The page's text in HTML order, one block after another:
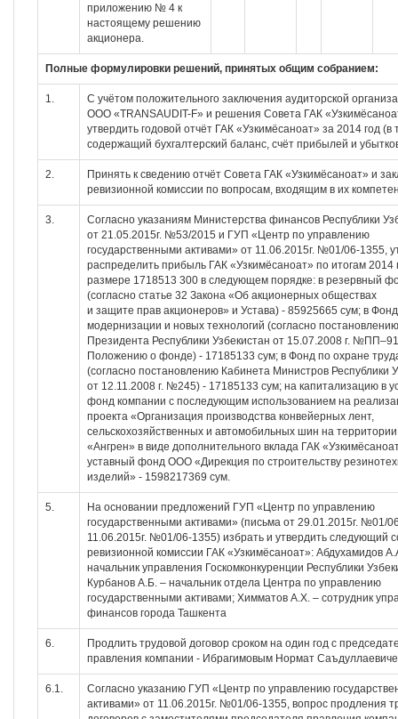
приложению № 4 к
настоящему решению
акционера.
Полные формулировки решений, принятых общим собранием:
1.
С учётом положительного заключения аудиторской
ООО «TRANSAUDIT-F» и решения Совета ГАК
утвердить годовой отчёт ГАК «Узкимёсаноат» за 2014 год (в
содержащий бухгалтерский баланс, счёт прибылей и
2.
Принять к сведению отчёт Совета ГАК «Узкимёсаноат» и
ревизионной комиссии по вопросам, входящим в их
3.
Согласно указаниям Министерства финансов Республики
от 21.05.2015г. №53/2015 и ГУП «Центр по управлению
государственными активами» от 11.06.2015г. №01/06-1355,
распределить прибыль ГАК «Узкимёсаноат» по итогам 2014
размере 1718513 300 в следующем порядке: в резервный
(согласно статье 32 Закона «Об акционерных обществах
и защите прав акционеров» и Устава) - 85925665 сум; в Фонд
модернизации и новых технологий (согласно постановлению
Президента Республики Узбекистан от 15.07.2008 г.
Положению о фонде) - 17185133 сум; в Фонд по охране
(согласно постановлению Кабинета Министров Республики
от 12.11.2008 г. №245) - 17185133 сум; на капитализацию в
фонд компании с последующим использованием на
проекта «Организация производства конвейерных лент,
сельскохозяйственных и автомобильных шин на
«Ангрен» в виде дополнительного вклада ГАК
уставный фонд ООО «Дирекция по строительству
изделий» - 1598217369 сум.
5.
На основании предложений ГУП «Центр по управлению
государственными активами» (письма от 29.01.2015г. №01/
11.06.2015г. №01/06-1355) избрать и утвердить следующий
ревизионной комиссии ГАК «Узкимёсаноат»: Абдухамидов
начальник управления Госкомконкуренции Республики
Курбанов А.Б. – начальник отдела Центра по управлению
государственными активами; Химматов А.Х. – сотрудник
финансов города Ташкента
6.
Продлить трудовой договор сроком на один год с
правления компании - Ибрагимовым Нормат
6.1.
Согласно указанию ГУП «Центр по управлению
активами» от 11.06.2015г. №01/06-1355, вопрос продления